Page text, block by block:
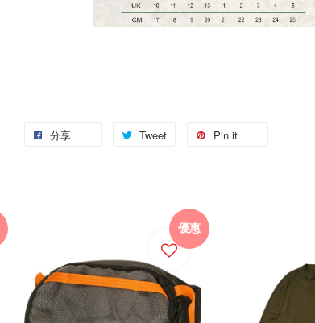
分享 Tweet Pin it
優惠